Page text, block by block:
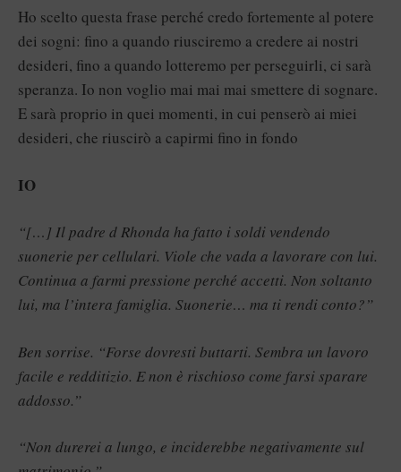
Ho scelto questa frase perché credo fortemente al potere
dei sogni: fino a quando riusciremo a credere ai nostri
desideri, fino a quando lotteremo per perseguirli, ci sarà
speranza. Io non voglio mai mai mai smettere di sognare.
E sarà proprio in quei momenti, in cui penserò ai miei
desideri, che riuscirò a capirmi fino in fondo
IO
“[…] Il padre d Rhonda ha fatto i soldi vendendo
suonerie per cellulari. Viole che vada a lavorare con lui.
Continua a farmi pressione perché accetti. Non soltanto
lui, ma l’intera famiglia. Suonerie… ma ti rendi conto?”
Ben sorrise. “Forse dovresti buttarti. Sembra un lavoro
facile e redditizio. E non è rischioso come farsi sparare
addosso.”
“Non durerei a lungo, e inciderebbe negativamente sul